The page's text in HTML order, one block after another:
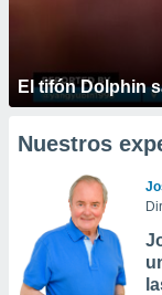
El tifón Dolphin
Nuestros